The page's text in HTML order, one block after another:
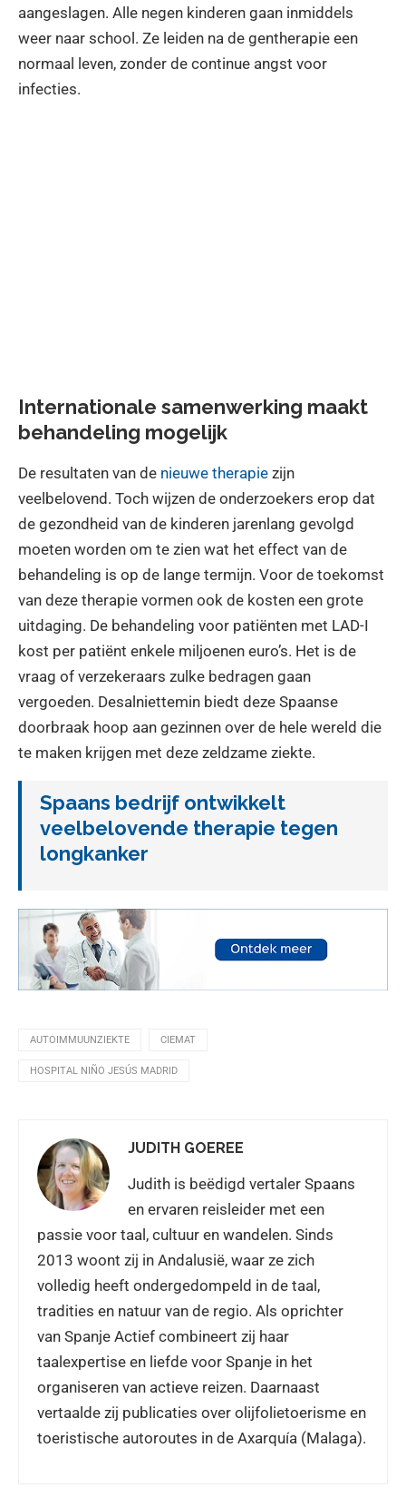
aangeslagen. Alle negen kinderen gaan inmiddels
weer naar school. Ze leiden na de gentherapie een
normaal leven, zonder de continue angst voor
infecties.
Internationale samenwerking maakt
behandeling mogelijk
De resultaten van de nieuwe therapie zijn
veelbelovend. Toch wijzen de onderzoekers erop dat
de gezondheid van de kinderen jarenlang gevolgd
moeten worden om te zien wat het effect van de
behandeling is op de lange termijn. Voor de toekomst
van deze therapie vormen ook de kosten een grote
uitdaging. De behandeling voor patiënten met LAD-I
kost per patiënt enkele miljoenen euro’s. Het is de
vraag of verzekeraars zulke bedragen gaan
vergoeden. Desalniettemin biedt deze Spaanse
doorbraak hoop aan gezinnen over de hele wereld die
te maken krijgen met deze zeldzame ziekte.
Spaans bedrijf ontwikkelt
veelbelovende therapie tegen
longkanker
AUTOIMMUUNZIEKTE CIEMAT
HOSPITAL NIÑO JESÚS MADRID
JUDITH GOEREE
Judith is beëdigd vertaler Spaans
en ervaren reisleider met een
passie voor taal, cultuur en wandelen. Sinds
2013 woont zij in Andalusië, waar ze zich
volledig heeft ondergedompeld in de taal,
tradities en natuur van de regio. Als oprichter
van Spanje Actief combineert zij haar
taalexpertise en liefde voor Spanje in het
organiseren van actieve reizen. Daarnaast
vertaalde zij publicaties over olijfolietoerisme en
toeristische autoroutes in de Axarquía (Malaga).